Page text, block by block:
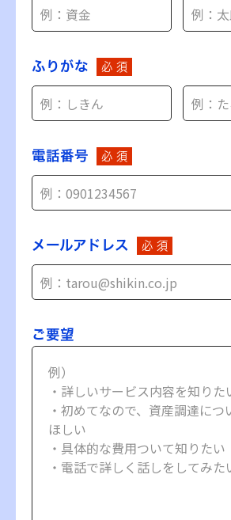
ふりがな 必 須
電話番号 必 須
メールアドレス 必 須
ご要望